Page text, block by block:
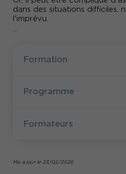
dans des situations difficiles,
l'imprévu.
situation d'accueil difficile
intelligence émotionnelle ?
...
Formation
Programme
Formateurs
Mis à jour le 23/02/2026